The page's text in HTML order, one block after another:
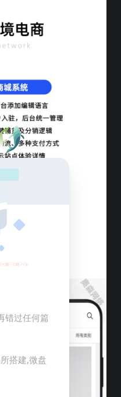
奇迹
错过任何篇
搭建,微盘